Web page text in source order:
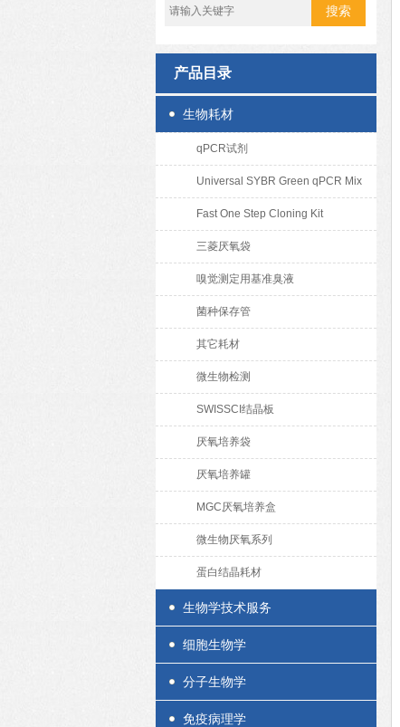
产品目录
生物耗材
qPCR试剂
Universal SYBR Green qPCR Mix
Fast One Step Cloning Kit
三菱厌氧袋
嗅觉测定用基准臭液
菌种保存管
其它耗材
微生物检测
SWISSCI结晶板
厌氧培养袋
厌氧培养罐
MGC厌氧培养盒
微生物厌氧系列
蛋白结晶耗材
生物学技术服务
细胞生物学
分子生物学
免疫病理学